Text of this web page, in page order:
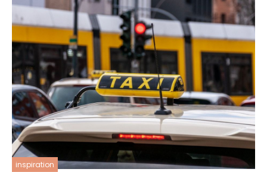
inspiration